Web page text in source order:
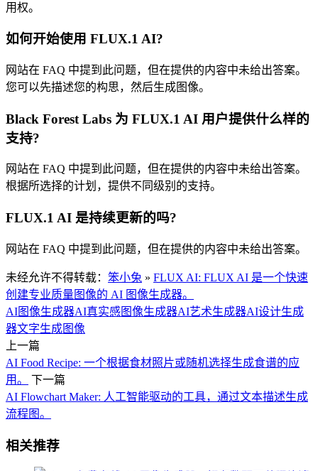
用权。
如何开始使用 FLUX.1 AI?
网站在 FAQ 中提到此问题，但在提供的内容中未给出答案。
您可以先描述您的构思，然后生成图像。
Black Forest Labs 为 FLUX.1 AI 用户提供什么样的
支持?
网站在 FAQ 中提到此问题，但在提供的内容中未给出答案。
根据所选择的计划，提供不同级别的支持。
FLUX.1 AI 是持续更新的吗?
网站在 FAQ 中提到此问题，但在提供的内容中未给出答案。
未经允许不得转载： 笨小兔 » FLUX AI: FLUX AI 是一个快速
创建专业质量图像的 AI 图像生成器。
AI图像生成器AI真实感图像生成器AI艺术生成器AI设计生成
器文字生成图像
上一篇
AI Food Recipe: 一个根据食材照片或随机选择生成食谱的应
用。
下一篇
AI Flowchart Maker: 人工智能驱动的工具，通过文本描述生成
流程图。
相关推荐